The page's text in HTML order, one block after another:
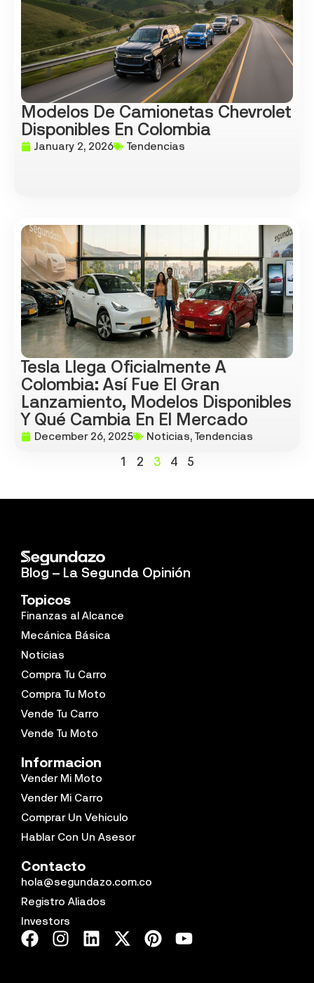
Modelos De Camionetas Chevrolet
Disponibles En Colombia
January 2, 2026 Tendencias
Tesla Llega Oficialmente A
Colombia: Así Fue El Gran
Lanzamiento, Modelos Disponibles
Y Qué Cambia En El Mercado
December 26, 2025 Noticias,Tendencias
1 2 3 4 5
Blog – La Segunda Opinión
Topicos
Finanzas al Alcance
Mecánica Básica
Noticias
Compra Tu Carro
Compra Tu Moto
Vende Tu Carro
Vende Tu Moto
Informacion
Vender Mi Moto
Vender Mi Carro
Comprar Un Vehiculo
Hablar Con Un Asesor
Contacto
hola@segundazo.com.co
Registro Aliados
Investors